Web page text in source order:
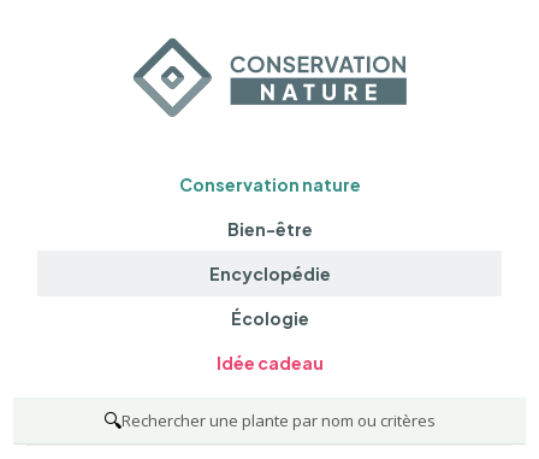
Conservation nature
Bien-être
Encyclopédie
Écologie
Idée cadeau
🔍Rechercher une plante par nom ou critères